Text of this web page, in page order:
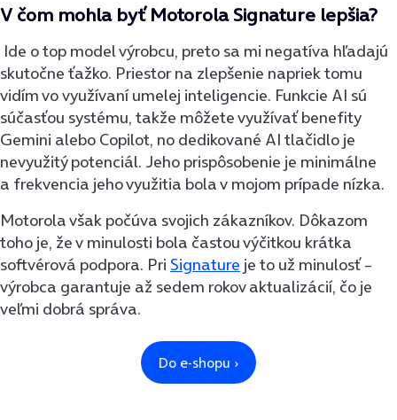
V čom mohla byť Motorola Signature lepšia?
Ide o top model výrobcu, preto sa mi negatíva hľadajú
skutočne ťažko. Priestor na zlepšenie napriek tomu
vidím vo využívaní umelej inteligencie. Funkcie AI sú
súčasťou systému, takže môžete využívať benefity
Gemini alebo Copilot, no dedikované AI tlačidlo je
nevyužitý potenciál. Jeho prispôsobenie je minimálne
a frekvencia jeho využitia bola v mojom prípade nízka.
Motorola však počúva svojich zákazníkov. Dôkazom
toho je, že v minulosti bola častou výčitkou krátka
softvérová podpora. Pri Signature je to už minulosť –
výrobca garantuje až sedem rokov aktualizácií, čo je
veľmi dobrá správa.